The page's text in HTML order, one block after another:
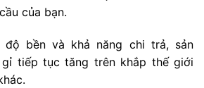
của bạn.
độ bền và khả năng chi trả, sản
tiếp tục tăng trên khắp thế giới